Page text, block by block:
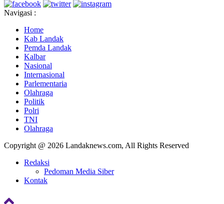
Navigasi :
Home
Kab Landak
Pemda Landak
Kalbar
Nasional
Internasional
Parlementaria
Olahraga
Politik
Polri
TNI
Olahraga
Copyright @ 2026 Landaknews.com, All Rights Reserved
Redaksi
Pedoman Media Siber
Kontak